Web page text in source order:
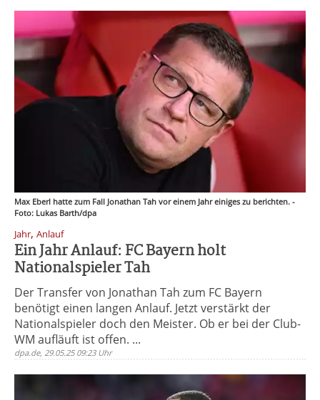
Max Eberl hatte zum Fall Jonathan Tah vor einem Jahr einiges zu berichten. -
Foto: Lukas Barth/dpa
Jahr, Anlauf
Ein Jahr Anlauf: FC Bayern holt
Nationalspieler Tah
Der Transfer von Jonathan Tah zum FC Bayern
benötigt einen langen Anlauf. Jetzt verstärkt der
Nationalspieler doch den Meister. Ob er bei der Club-
WM aufläuft ist offen. ...
dpa.de, 29.05.25 09:23 Uhr